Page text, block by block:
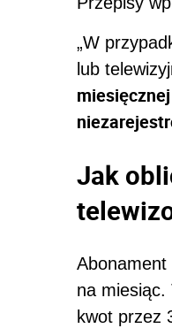
„W
lub
Jak
Abonament
na miesiąc.
kwot przez